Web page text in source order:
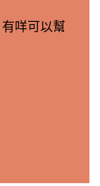
咩可以幫